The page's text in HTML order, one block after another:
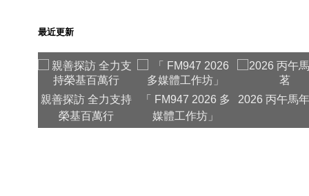
最近更新
親善探訪 全力支持
榮基百萬行
「 FM947 2026 多
媒體工作坊」
2026 丙午馬